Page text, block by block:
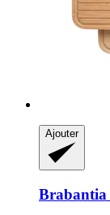
Ajouter
Brabantia